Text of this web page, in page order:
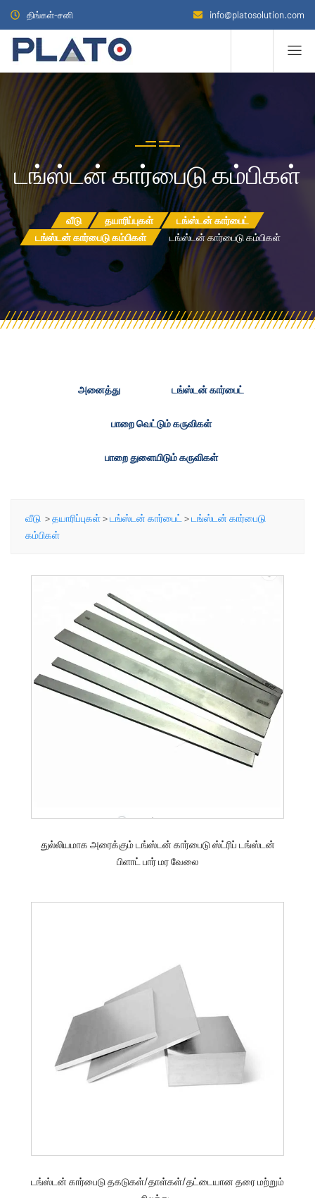
திங்கள்-சனி info@platosolution.com
டங்ஸ்டன் கார்பைடு கம்பிகள்
வீடு தயாரிப்புகள்
டங்ஸ்டன் கார்பைட்
டங்ஸ்டன் கார்பைடு கம்பிகள்
டங்ஸ்டன் கார்பைடு கம்பிகள்
அனைத்து டங்ஸ்டன் கார்பைட்
பாறை வெட்டும் கருவிகள்
பாறை துளையிடும் கருவிகள்
வீடு >தயாரிப்புகள்>டங்ஸ்டன் கார்பைட் >டங்ஸ்டன் கார்பைடு
கம்பிகள்
துல்லியமாக அரைக்கும் டங்ஸ்டன் கார்பைடு ஸ்ட்ரிப் டங்ஸ்டன்
பிளாட் பார் மர வேலை
டங்ஸ்டன் கார்பைடு தகடுகள்/தாள்கள்/தட்டையான தரை மற்றும்